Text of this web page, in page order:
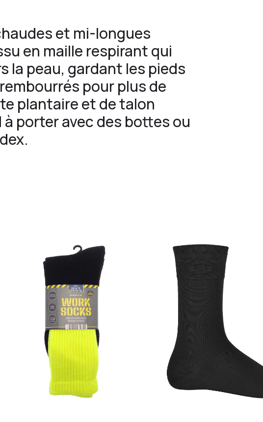
et mi-longues
en maille respirant qui
la peau, gardant les pieds
pour plus de
plantaire et de talon
porter avec des bottes ou